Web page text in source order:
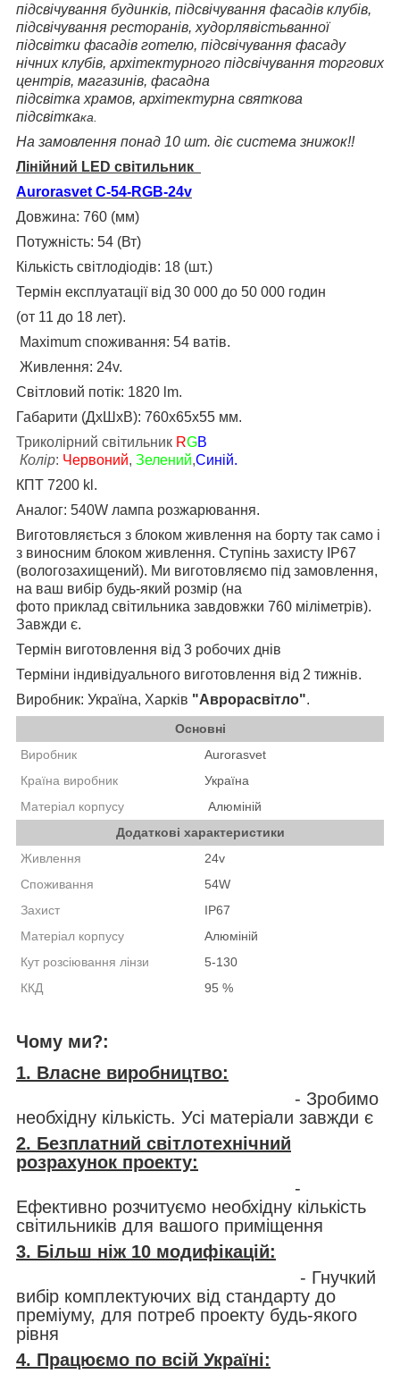
підсвічування будинків, підсвічування фасадів клубів,
підсвічування ресторанів, худорлявістьванної
підсвітки фасадів готелю, підсвічування фасаду
нічних клубів, архітектурного підсвічування торгових
центрів, магазинів, фасадна
підсвітка храмов, архітектурна святкова
підсвіткака.
На замовлення понад 10 шт. діє система знижок!!
Лінійний LED світильник
Aurorasvet C-54-RGB-24v
Довжина: 760 (мм)
Потужність: 54 (Вт)
Кількість світлодіодів: 18 (шт.)
Термін експлуатації від 30 000 до 50 000 годин
(от 11 до 18 лет).
Maximum споживання: 54 ватів.
Живлення: 24v.
Світловий потік: 1820 lm.
Габарити (ДхШхВ): 760х65х55 мм.
Триколірний світильник RGB
Колір: Червоний, Зелений,Синій.
КПТ 7200 kl.
Аналог: 540W лампа розжарювання.
Виготовляється з блоком живлення на борту так само і
з виносним блоком живлення. Ступінь захисту IP67
(вологозахищений). Ми виготовляємо під замовлення,
на ваш вибір будь-який розмір (на
фото приклад світильника завдовжки 760 міліметрів).
Завжди є.
Термін виготовлення від 3 робочих днів
Терміни індивідуального виготовлення від 2 тижнів.
Виробник: Україна, Харків "Аврорасвітло".
Основні
Виробник
Aurorasvet
Країна виробник
Україна
Матеріал корпусу
Алюміній
Додаткові характеристики
Живлення
24v
Споживання
54W
Захист
IP67
Матеріал корпусу
Алюміній
Кут розсіювання лінзи
5-130
ККД
95 %
Чому ми?:
1. Власне виробництво:
- Зробимо
необхідну кількість. Усі матеріали завжди є
2. Безплатний світлотехнічний
розрахунок проекту:
-
Ефективно розчитуємо необхідну кількість
світильників для вашого приміщення
3. Більш ніж 10 модифікацій:
- Гнучкий
вибір комплектуючих від стандарту до
преміуму, для потреб проекту будь-якого
рівня
4. Працюємо по всій Україні: